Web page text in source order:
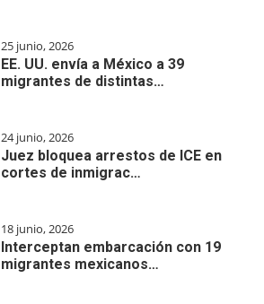
25 junio, 2026
EE. UU. envía a México a 39
migrantes de distintas…
24 junio, 2026
Juez bloquea arrestos de ICE en
cortes de inmigrac…
18 junio, 2026
Interceptan embarcación con 19
migrantes mexicanos…